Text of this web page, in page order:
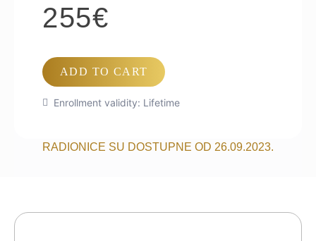
255€
ADD TO CART
Enrollment validity: Lifetime
RADIONICE SU DOSTUPNE OD 26.09.2023.